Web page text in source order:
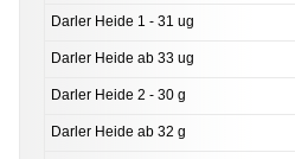
Darler Heide 1 - 31 ug
Darler Heide ab 33 ug
Darler Heide 2 - 30 g
Darler Heide ab 32 g